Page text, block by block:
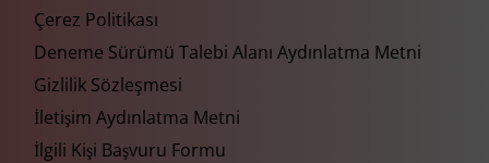
Çerez Politikası
Deneme Sürümü Talebi Alanı Aydınlatma Metni
Gizlilik Sözleşmesi
İletişim Aydınlatma Metni
İlgili Kişi Başvuru Formu